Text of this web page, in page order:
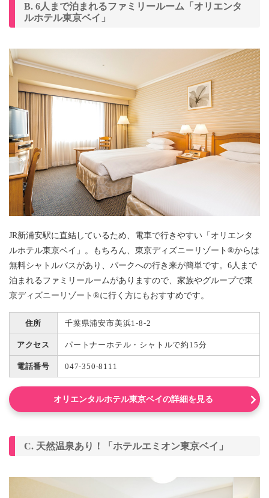
B. 6人まで泊まれるファミリールーム「オリエンタ
ルホテル東京ベイ」
JR新浦安駅に直結しているため、電車で行きやすい「オリエンタ
ルホテル東京ベイ」。もちろん、東京ディズニーリゾート®からは
無料シャトルバスがあり、パークへの行き来が簡単です。6人まで
泊まれるファミリールームがありますので、家族やグループで東
京ディズニーリゾート®に行く方にもおすすめです。
住所 千葉県浦安市美浜1-8-2
アクセス パートナーホテル・シャトルで約15分
電話番号 047-350-8111
オリエンタルホテル東京ベイの詳細を見る
C. 天然温泉あり！「ホテルエミオン東京ベイ」